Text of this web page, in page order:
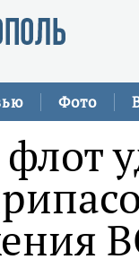
Фото